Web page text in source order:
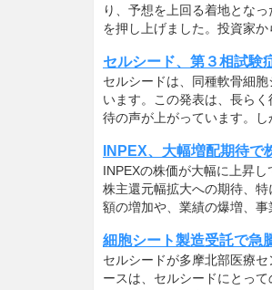
り、予想を上回る着地とな
を押し上げました。投資家
セルシード、第３相試験
セルシードは、同種軟骨細
います。この発表は、長ら
待の声が上がっています。
INPEX、大幅増配期待で
INPEXの株価が大幅に上昇
株主還元幅拡大への期待、
額の増加や、業績の爆増、
細胞シート製造受託で急
セルシードが多摩北部医療
ースは、セルシードにとっ